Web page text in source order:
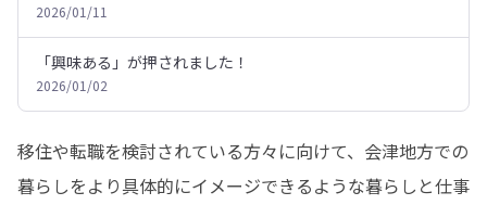
2026/01/11
「興味ある」が押されました！
2026/01/02
移住や転職を検討されている方々に向けて、会津地方での
暮らしをより具体的にイメージできるような暮らしと仕事